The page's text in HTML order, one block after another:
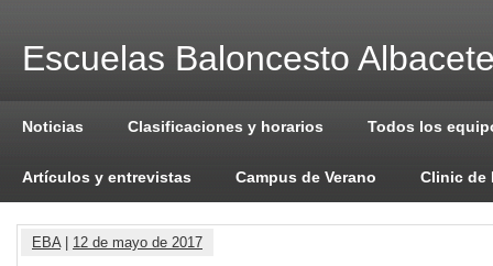
Escuelas Baloncesto
Noticias Clasificaciones y horarios Todos los
Artículos y entrevistas Campus de Verano Clinic de
EBA| 12 de mayo de 2017